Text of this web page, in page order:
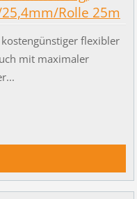
Rolle 25m
kostengünstiger flexibler
mit maximaler